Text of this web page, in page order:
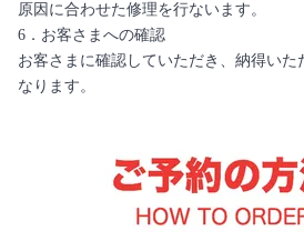
原因に合わせた修理を行ないます。
6．お客さまへの確認
お客さまに確認していただき、納得いた
なります。